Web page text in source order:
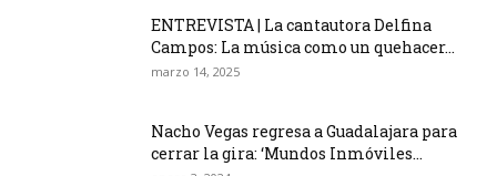
ENTREVISTA | La cantautora Delfina
Campos: La música como un quehacer...
marzo 14, 2025
Nacho Vegas regresa a Guadalajara para
cerrar la gira: ‘Mundos Inmóviles...